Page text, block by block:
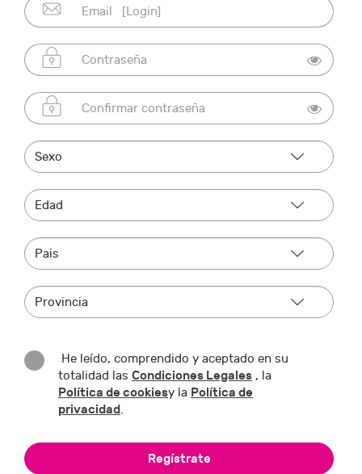
He leído, comprendido y aceptado en su
totalidad las Condiciones Legales , la
Política de cookiesy la Política de
privacidad.